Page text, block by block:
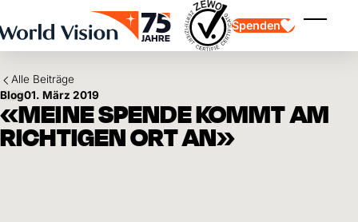
Spenden
Alle Beiträge
Blog01. März 2019
«MEINE SPENDE KOMMT AM
RICHTIGEN ORT AN»